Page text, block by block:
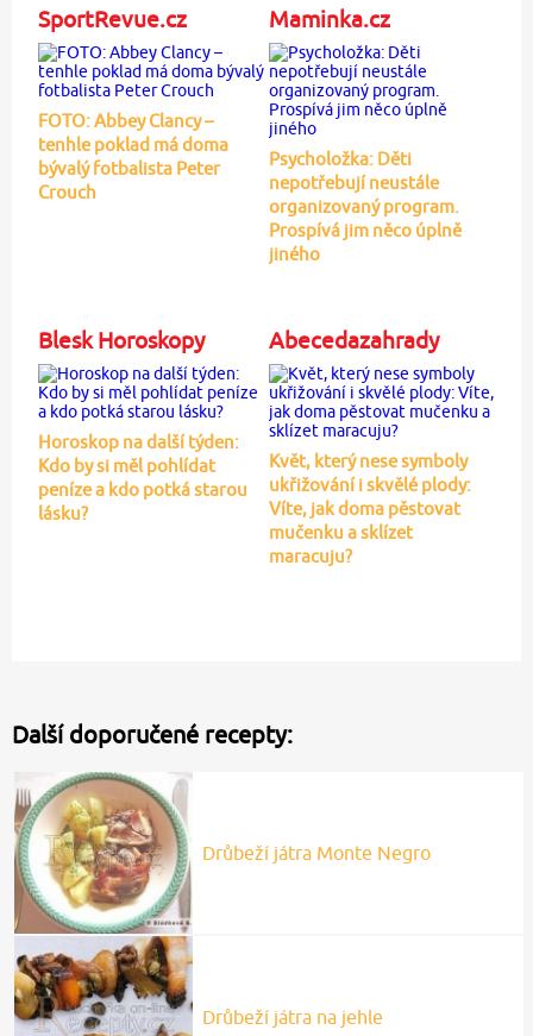
SportRevue.cz
FOTO: Abbey Clancy –
tenhle poklad má doma
bývalý fotbalista Peter
Crouch
Maminka.cz
Psycholožka: Děti
nepotřebují neustále
organizovaný program.
Prospívá jim něco úplně
jiného
Blesk Horoskopy
Horoskop na další týden:
Kdo by si měl pohlídat
peníze a kdo potká starou
lásku?
Abecedazahrady
Květ, který nese symboly
ukřižování i skvělé plody:
Víte, jak doma pěstovat
mučenku a sklízet
maracuju?
Další doporučené recepty:
Drůbeží játra Monte Negro
Drůbeží játra na jehle